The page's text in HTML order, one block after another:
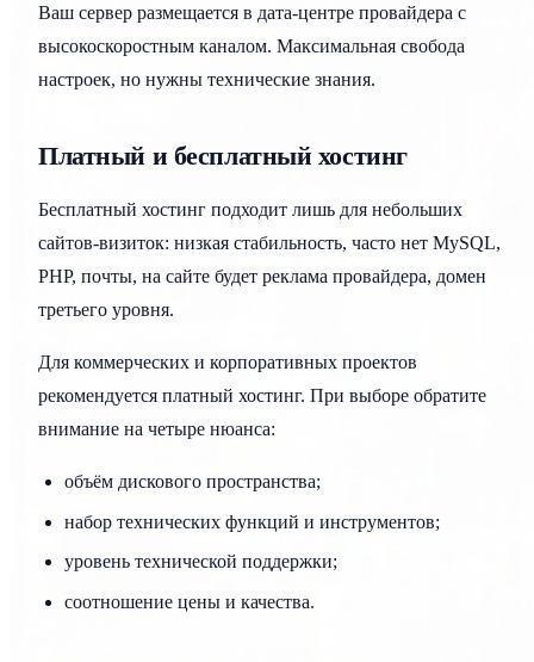
Ваш сервер размещается в дата-центре провайдера с
высокоскоростным каналом. Максимальная свобода
настроек, но нужны технические знания.
Платный и бесплатный хостинг
Бесплатный хостинг подходит лишь для небольших
сайтов-визиток: низкая стабильность, часто нет MySQL,
PHP, почты, на сайте будет реклама провайдера, домен
третьего уровня.
Для коммерческих и корпоративных проектов
рекомендуется платный хостинг. При выборе обратите
внимание на четыре нюанса:
объём дискового пространства;
набор технических функций и инструментов;
уровень технической поддержки;
соотношение цены и качества.